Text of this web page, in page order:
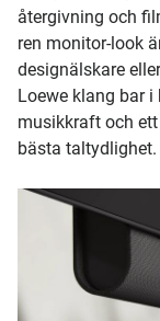
återgivning och
ren monitor-look
designälskare
Loewe klang bar
musikkraft och
bästa taltydlighet.